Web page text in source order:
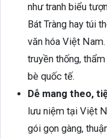
như tranh biểu
Bát Tràng hay túi
văn hóa Việt
truyền thống,
bè quốc tế.
Dễ mang theo,
lưu niệm tại Việt
gói gọn gàng,